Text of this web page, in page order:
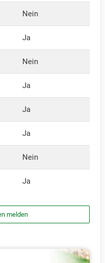
Nein
Ja
Nein
Ja
Ja
Ja
Nein
Ja
melden